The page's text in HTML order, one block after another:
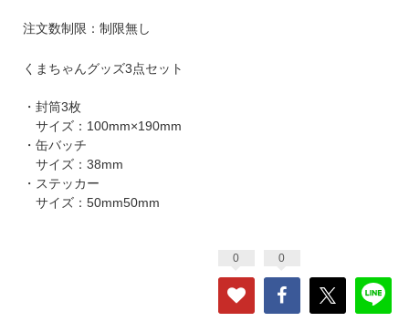
注文数制限：制限無し
くまちゃんグッズ3点セット
・封筒3枚
サイズ：100mm×190mm
・缶バッチ
サイズ：38mm
・ステッカー
サイズ：50mm50mm
0 0